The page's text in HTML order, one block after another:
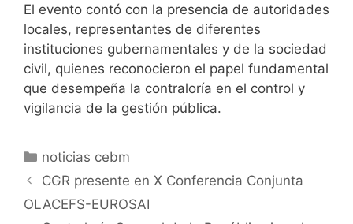
El evento contó con la presencia de autoridades
locales, representantes de diferentes
instituciones gubernamentales y de la sociedad
civil, quienes reconocieron el papel fundamental
que desempeña la contraloría en el control y
vigilancia de la gestión pública.
noticias cebm
CGR presente en X Conferencia Conjunta
OLACEFS-EUROSAI